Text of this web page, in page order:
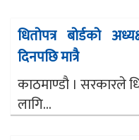
धितोपत्र बोर्डको
दिनपछि मात्रै
काठमाण्डौ । सरकारले
लागि...